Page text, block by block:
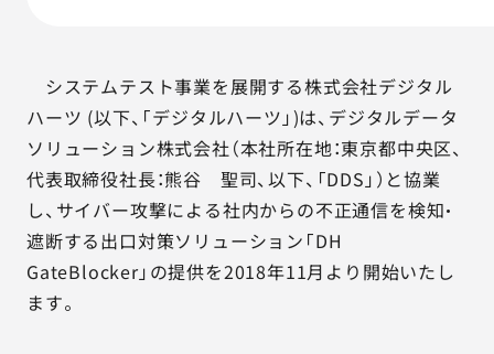
品質コラム
会社情報
システムテスト事業を展開する株式会社デジタル
ハーツ (以下、「デジタルハーツ」)は、デジタルデータ
ソリューション株式会社（本社所在地：東京都中央区、
代表取締役社長：熊谷 聖司、以下、「DDS」）と協業
し、サイバー攻撃による社内からの不正通信を検知・
遮断する出口対策ソリューション「DH
GateBlocker」の提供を2018年11月より開始いたし
ます。